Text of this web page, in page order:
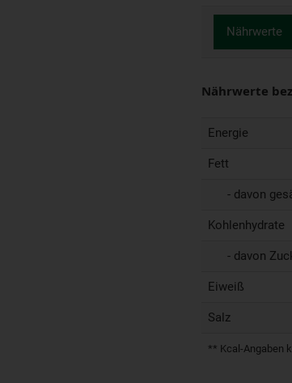
Nährwerte
Nährwerte
Energie
Fett
- davon
Kohlenhydrate
- davon
Eiweiß
Salz
** Kcal-Angaben